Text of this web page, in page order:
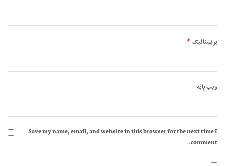
بریښنالیک*
ویب پاڼه
Save my name, email, and website in this browser for the next time I
comment.